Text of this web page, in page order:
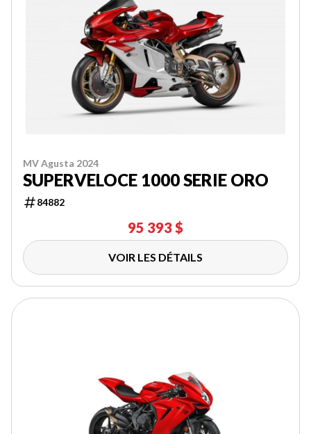
MV Agusta 2024
SUPERVELOCE 1000 SERIE ORO
84882
95 393 $
VOIR LES DÉTAILS